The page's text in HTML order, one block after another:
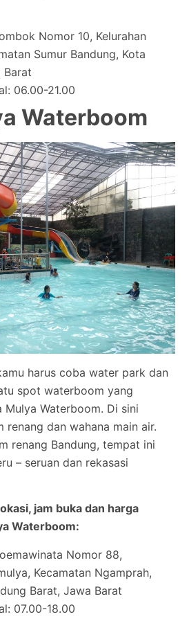
Nomor 10, Kelurahan
Sumur Bandung, Kota
Barat
06.00-21.00
Waterboom
harus coba water park dan
spot waterboom yang
Waterboom. Di sini
renang dan wahana main air.
renang Bandung, tempat ini
– seruan dan rekasasi
jam buka dan harga
Waterboom:
Nomor 88,
Kecamatan Ngamprah,
Barat, Jawa Barat
07.00-18.00